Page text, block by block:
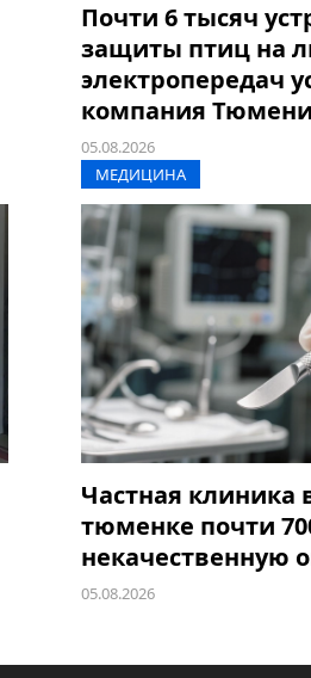
Почти 6 тысяч
защиты птиц на
электропередач
компания Тюмени
05.08.2026
МЕДИЦИНА
Частная клиника
тюменке почти
некачественную
05.08.2026